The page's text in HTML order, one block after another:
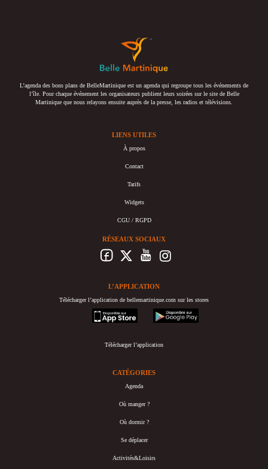
L’agenda des bons plans de BelleMartinique est un agenda qui regroupe tous les événements de
l’île. Pour chaque événement les organisateurs publient leurs soirées sur le site de Belle
Martinique que nous relayons ensuite auprès de la presse, les radios et télévisions.
LIENS UTILES
À propos
Contact
Tarifs
Widgets
CGU / RGPD
RÉSEAUX SOCIAUX
L’APPLICATION
Télécharger l’application de bellemartinique.com sur les stores
appstore
googleplay
Télécharger l’application
CATÉGORIES
Agenda
Où manger ?
Où dormir ?
Se déplacer
Activités&Loisirs